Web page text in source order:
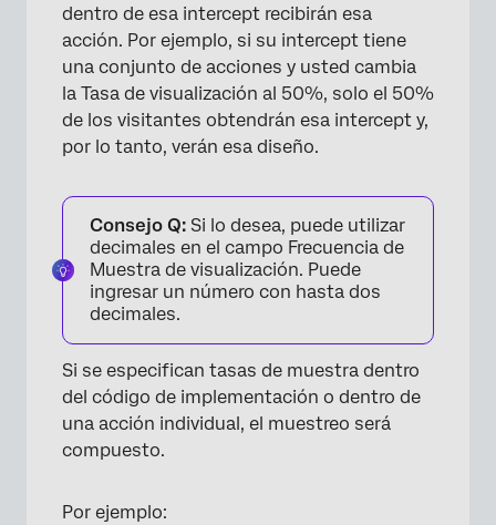
dentro de esa intercept recibirán esa
acción. Por ejemplo, si su intercept tiene
una conjunto de acciones y usted cambia
la Tasa de visualización al 50%, solo el 50%
de los visitantes obtendrán esa intercept y,
por lo tanto, verán esa diseño.
Consejo Q: Si lo desea, puede utilizar
decimales en el campo Frecuencia de
Muestra de visualización. Puede
ingresar un número con hasta dos
decimales.
Si se especifican tasas de muestra dentro
del código de implementación o dentro de
una acción individual, el muestreo será
compuesto.
Por ejemplo: